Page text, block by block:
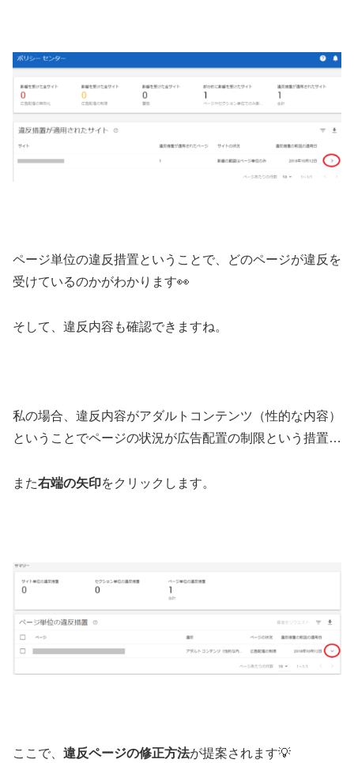
ページ単位の違反措置ということで、どのページが違反を
受けているのかがわかります👀
そして、違反内容も確認できますね。
私の場合、違反内容がアダルトコンテンツ（性的な内容）
ということでページの状況が広告配置の制限という措置…
また右端の矢印をクリックします。
ここで、 違反ページの修正方法が提案されます💡